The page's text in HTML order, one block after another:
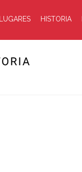
LUGARES HISTORIA